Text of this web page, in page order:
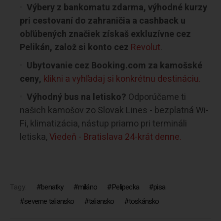
Výbery z bankomatu zdarma, výhodné kurzy
pri cestovaní do zahraničia a cashback u
obľúbených značiek získaš exkluzívne cez
Pelikán, založ si konto cez Revolut.
Ubytovanie cez Booking.com za kamošské
ceny, klikni a vyhľadaj si konkrétnu destináciu.
Výhodný bus na letisko? Odporúčame ti
našich kamošov zo Slovak Lines - bezplatná Wi-
Fi, klimatizácia, nástup priamo pri termináli
letiska,Viedeň - Bratislava 24-krát denne.
Tagy: benatky miláno Pelipecka
pisa
severne taliansko
taliansko toskánsko